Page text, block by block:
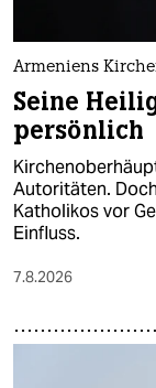
Armeniens
Seine
persönlich
Autoritäten.
Katholikos vor
Einfluss.
7.8.2026